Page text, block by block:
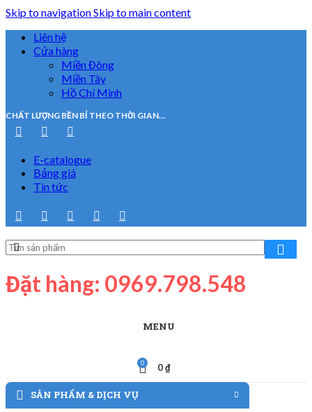
Skip to navigationSkip to main content
Liên hệ
Cửa hàng
Miền Đông
Miền Tây
Hồ Chí Minh
CHẤT LƯỢNG BỀN BỈ THEO THỜI GIAN…
E-catalogue
Bảng giá
Tin tức
Đặt hàng: 0969.798.548
MENU
0 0₫
SẢN PHẨM & DỊCH VỤ